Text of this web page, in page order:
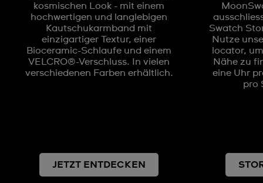
kosmischen Look - mit einem
hochwertigen und langlebigen
Kautschukarmband mit
einzigartiger Textur, einer
Bioceramic-Schlaufe und einem
VELCRO®-Verschluss. In vielen
verschiedenen Farben erhältlich.
JETZT ENTDECKEN
Swatch
Nutze
locator,
Nähe zu
eine Uhr
pro